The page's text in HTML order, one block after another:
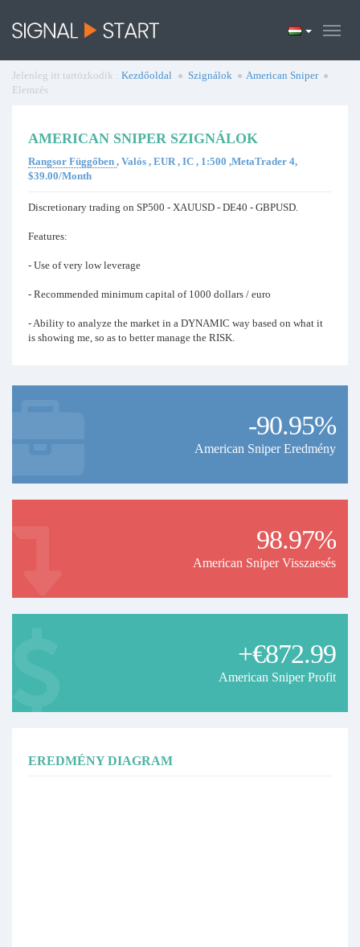
Jelenleg itt tartózkodik : Kezdőoldal Szignálok
American Sniper
Elemzés
AMERICAN SNIPER SZIGNÁLOK
Rangsor Függőben , Valós , EUR , IC , 1:500 ,MetaTrader 4,
$39.00/Month
Discretionary trading on SP500 - XAUUSD - DE40 - GBPUSD.
Features:
- Use of very low leverage
- Recommended minimum capital of 1000 dollars / euro
- Ability to analyze the market in a DYNAMIC way based on what it
is showing me, so as to better manage the RISK.
-90.95%
American Sniper Eredmény
98.97%
American Sniper Visszaesés
+€872.99
American Sniper Profit
EREDMÉNY DIAGRAM